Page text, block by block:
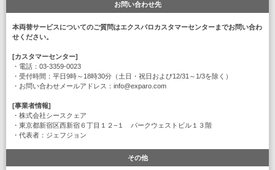
お問い合わせ先
本両替サービスについてのご質問はエクスパロカスタマーセンターまでお問い合わ
せください。
[カスタマーセンター]
・電話：03-3359-0023
・受付時間：平日9時～18時30分（土日・祝日および12/31～1/3を除く）
・お問い合わせメールアドレス：info@exparo.com
[事業者情報]
・株式会社シースクェア
・東京都新宿区西新宿６丁目１２−１ パークウェストビル１３階
・代表者：ジェフジョン
その他